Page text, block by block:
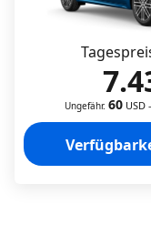
Wann du
Island-Fahren
verpassen)
Live-Checks
F-Roads
Ungefähr. 60 USD -